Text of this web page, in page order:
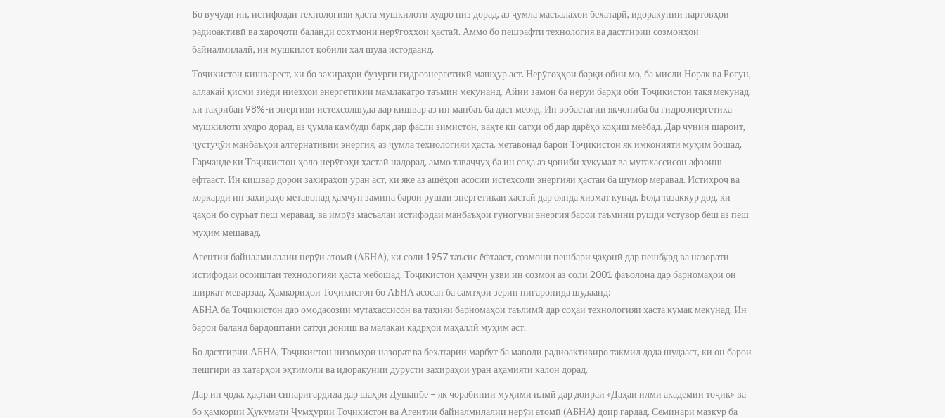
Бо вуҷуди ин, истифодаи технологияи ҳаста мушкилоти худро низ дорад, аз ҷумла масъалаҳои бехатарӣ, идоракунии партовҳои
радиоактивӣ ва хароҷоти баланди сохтмони нерӯгоҳҳои ҳастаӣ. Аммо бо пешрафти технология ва дастгирии созмонҳои
байналмилалӣ, ин мушкилот қобили ҳал шуда истодаанд.
Тоҷикистон кишварест, ки бо захираҳои бузурги гидроэнергетикӣ машҳур аст. Нерӯгоҳҳои барқи обии мо, ба мисли Норак ва Роғун,
аллакай қисми зиёди ниёзҳои энергетикии мамлакатро таъмин мекунанд. Айни замон ба нерӯи барқи обӣ Тоҷикистон такя мекунад,
ки тақрибан 98%-и энергияи истеҳсолшуда дар кишвар аз ин манбаъ ба даст меояд. Ин вобастагии якҷониба ба гидроэнергетика
мушкилоти худро дорад, аз ҷумла камбуди барқ дар фасли зимистон, вақте ки сатҳи об дар дарёҳо коҳиш меёбад. Дар чунин шароит,
ҷустуҷӯи манбаъҳои алтернативии энергия, аз ҷумла технологияи ҳаста, метавонад барои Тоҷикистон як имконияти муҳим бошад.
Гарчанде ки Тоҷикистон ҳоло нерӯгоҳи ҳастаӣ надорад, аммо таваҷҷуҳ ба ин соҳа аз ҷониби ҳукумат ва мутахассисон афзоиш
ёфтааст. Ин кишвар дорои захираҳои уран аст, ки яке аз ашёҳои асосии истеҳсоли энергияи ҳастаӣ ба шумор меравад. Истихроҷ ва
коркарди ин захираҳо метавонад ҳамчун замина барои рушди энергетикаи ҳастаӣ дар оянда хизмат кунад. Бояд тазаккур дод, ки
ҷаҳон бо суръат пеш меравад, ва имрӯз масъалаи истифодаи манбаъҳои гуногуни энергия барои таъмини рушди устувор беш аз пеш
муҳим мешавад.
Агентии байналмилалии нерӯи атомӣ (АБНА), ки соли 1957 таъсис ёфтааст, созмони пешбари ҷаҳонӣ дар пешбурд ва назорати
истифодаи осоиштаи технологияи ҳаста мебошад. Тоҷикистон ҳамчун узви ин созмон аз соли 2001 фаъолона дар барномаҳои он
ширкат меварзад. Ҳамкориҳои Тоҷикистон бо АБНА асосан ба самтҳои зерин нигаронида шудаанд:
АБНА ба Тоҷикистон дар омодасозии мутахассисон ва таҳияи барномаҳои таълимӣ дар соҳаи технологияи ҳаста кумак мекунад. Ин
барои баланд бардоштани сатҳи дониш ва малакаи кадрҳои маҳаллӣ муҳим аст.
Бо дастгирии АБНА, Тоҷикистон низомҳои назорат ва бехатарии марбут ба маводи радиоактивиро такмил дода шудааст, ки он барои
пешгирӣ аз хатарҳои эҳтимолӣ ва идоракунии дурусти захираҳои уран аҳамияти калон дорад.
Дар ин ҷода, ҳафтаи сипаригардида дар шаҳри Душанбе – як чорабинии муҳими илмӣ дар доираи «Даҳаи илми академии тоҷик» ва
бо ҳамкории Ҳукумати Ҷумҳурии Тоҷикистон ва Агентии байналмилалии нерӯи атомӣ (АБНА) доир гардад. Семинари мазкур ба